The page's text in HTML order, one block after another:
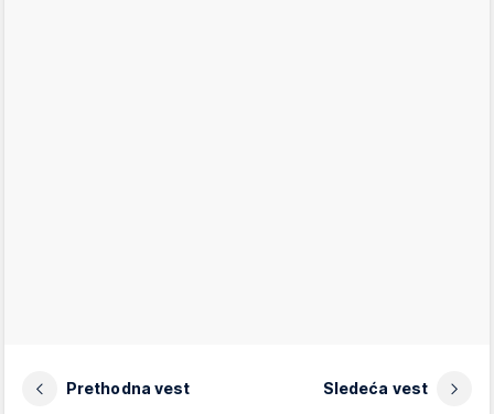
Prethodna vest Sledeća vest